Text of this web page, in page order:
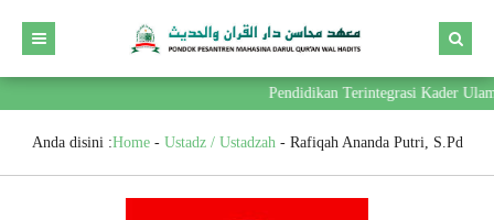
Pendidikan Terintegrasi Kader
Anda disini :Home- Ustadz / Ustadzah- Rafiqah Ananda Putri, S.Pd